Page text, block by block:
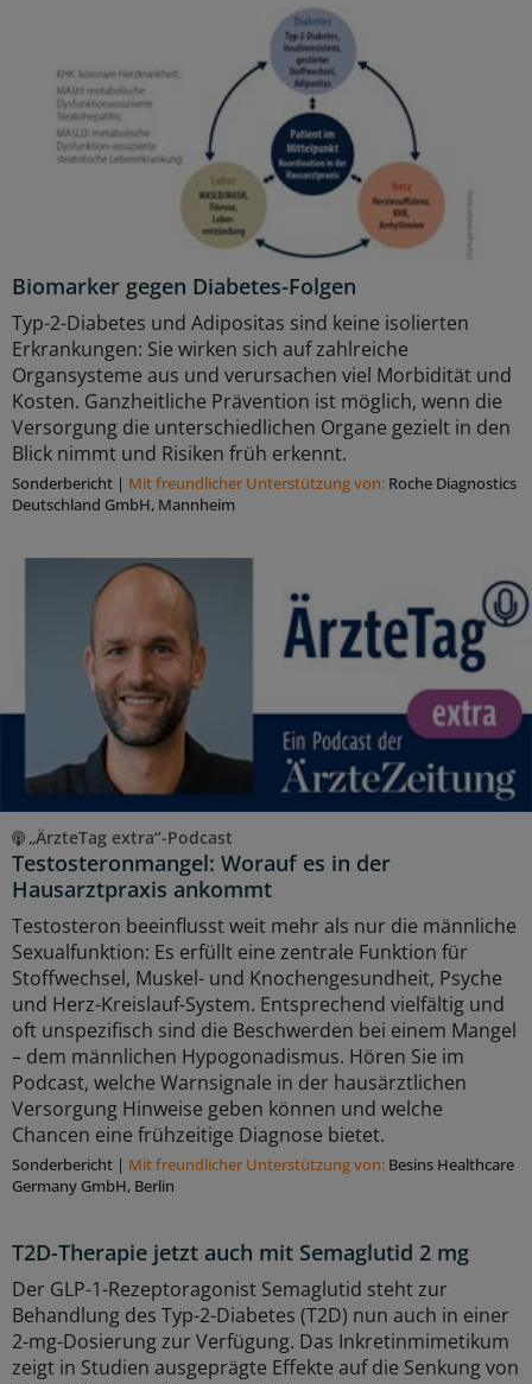
Biomarker gegen Diabetes-Folgen
Typ-2-Diabetes und Adipositas sind keine isolierten
Erkrankungen: Sie wirken sich auf zahlreiche
Organsysteme aus und verursachen viel Morbidität und
Kosten. Ganzheitliche Prävention ist möglich, wenn die
Versorgung die unterschiedlichen Organe gezielt in den
Blick nimmt und Risiken früh erkennt.
Sonderbericht | Mit freundlicher Unterstützung von: Roche Diagnostics
Deutschland GmbH, Mannheim
„ÄrzteTag extra“-Podcast
Testosteronmangel: Worauf es in der
Hausarztpraxis ankommt
Testosteron beeinflusst weit mehr als nur die männliche
Sexualfunktion: Es erfüllt eine zentrale Funktion für
Stoffwechsel, Muskel- und Knochengesundheit, Psyche
und Herz-Kreislauf-System. Entsprechend vielfältig und
oft unspezifisch sind die Beschwerden bei einem Mangel
– dem männlichen Hypogonadismus. Hören Sie im
Podcast, welche Warnsignale in der hausärztlichen
Versorgung Hinweise geben können und welche
Chancen eine frühzeitige Diagnose bietet.
Sonderbericht | Mit freundlicher Unterstützung von: Besins Healthcare
Germany GmbH, Berlin
T2D-Therapie jetzt auch mit Semaglutid 2 mg
Der GLP-1-Rezeptoragonist Semaglutid steht zur
Behandlung des Typ-2-Diabetes (T2D) nun auch in einer
2-mg-Dosierung zur Verfügung. Das Inkretinmimetikum
zeigt in Studien ausgeprägte Effekte auf die Senkung von